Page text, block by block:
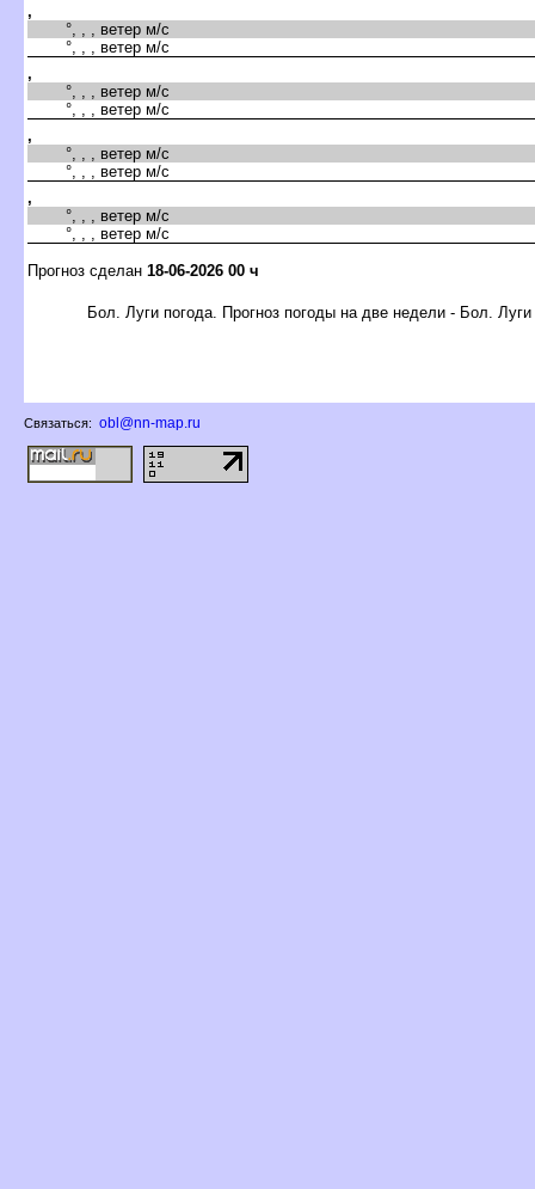
,
°, , , ветер м/с
°, , , ветер м/с
,
°, , , ветер м/с
°, , , ветер м/с
,
°, , , ветер м/с
°, , , ветер м/с
,
°, , , ветер м/с
°, , , ветер м/с
Прогноз сделан 18-06-2026 00 ч
Бол. Луги погода. Прогноз погоды на две недели - Бол. Луги
Связаться: obl@nn-map.ru